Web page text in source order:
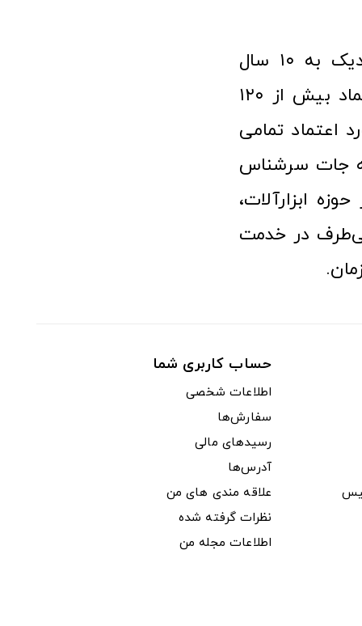
فروشگاه آنلاین ابزار و تجهیزات صنعتی کولیس با افتخار نزدیک به ۱۰ سال
فعالیت در عرصه ابزارآلات و کالاهای صنعتی توانسته مورد اعتماد بیش از ۱۲۰
اعتماد تمامی
جات سرشناس
ابزارآلات،
در خدمت
حساب کاربری شما
اطلاعات شخصی
سفارش‌ها
رسیدهای مالی
آدرس‌ها
علاقه مندی های من
نظرات گرفته شده
اطلاعات مجله من